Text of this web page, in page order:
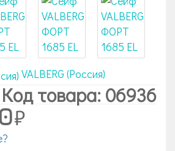
VALBERG (Россия)
Код товара: 06936